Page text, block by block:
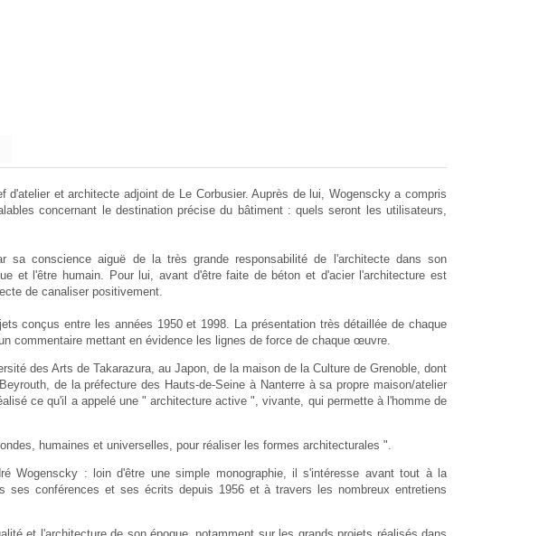
et architecte adjoint de Le Corbusier. Auprès de lui, Wogenscky a compris
concernant le destination précise du bâtiment : quels seront les utilisateurs,
sa conscience aiguë de la très grande responsabilité de l'architecte dans son
et l'être humain. Pour lui, avant d'être faite de béton et d'acier l'architecture est
de canaliser positivement.
conçus entre les années 1950 et 1998. La présentation très détaillée de chaque
commentaire mettant en évidence les lignes de force de chaque œuvre.
des Arts de Takarazura, au Japon, de la maison de la Culture de Grenoble, dont
de la préfecture des Hauts-de-Seine à Nanterre à sa propre maison/atelier
ce qu'il a appelé une " architecture active ", vivante, qui permette à l'homme de
humaines et universelles, pour réaliser les formes architecturales ".
Wogenscky : loin d'être une simple monographie, il s'intéresse avant tout à la
ses conférences et ses écrits depuis 1956 et à travers les nombreux entretiens